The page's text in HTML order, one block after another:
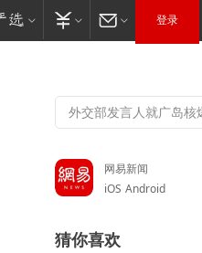
登录
网易新闻
iOS Android
猜你喜欢